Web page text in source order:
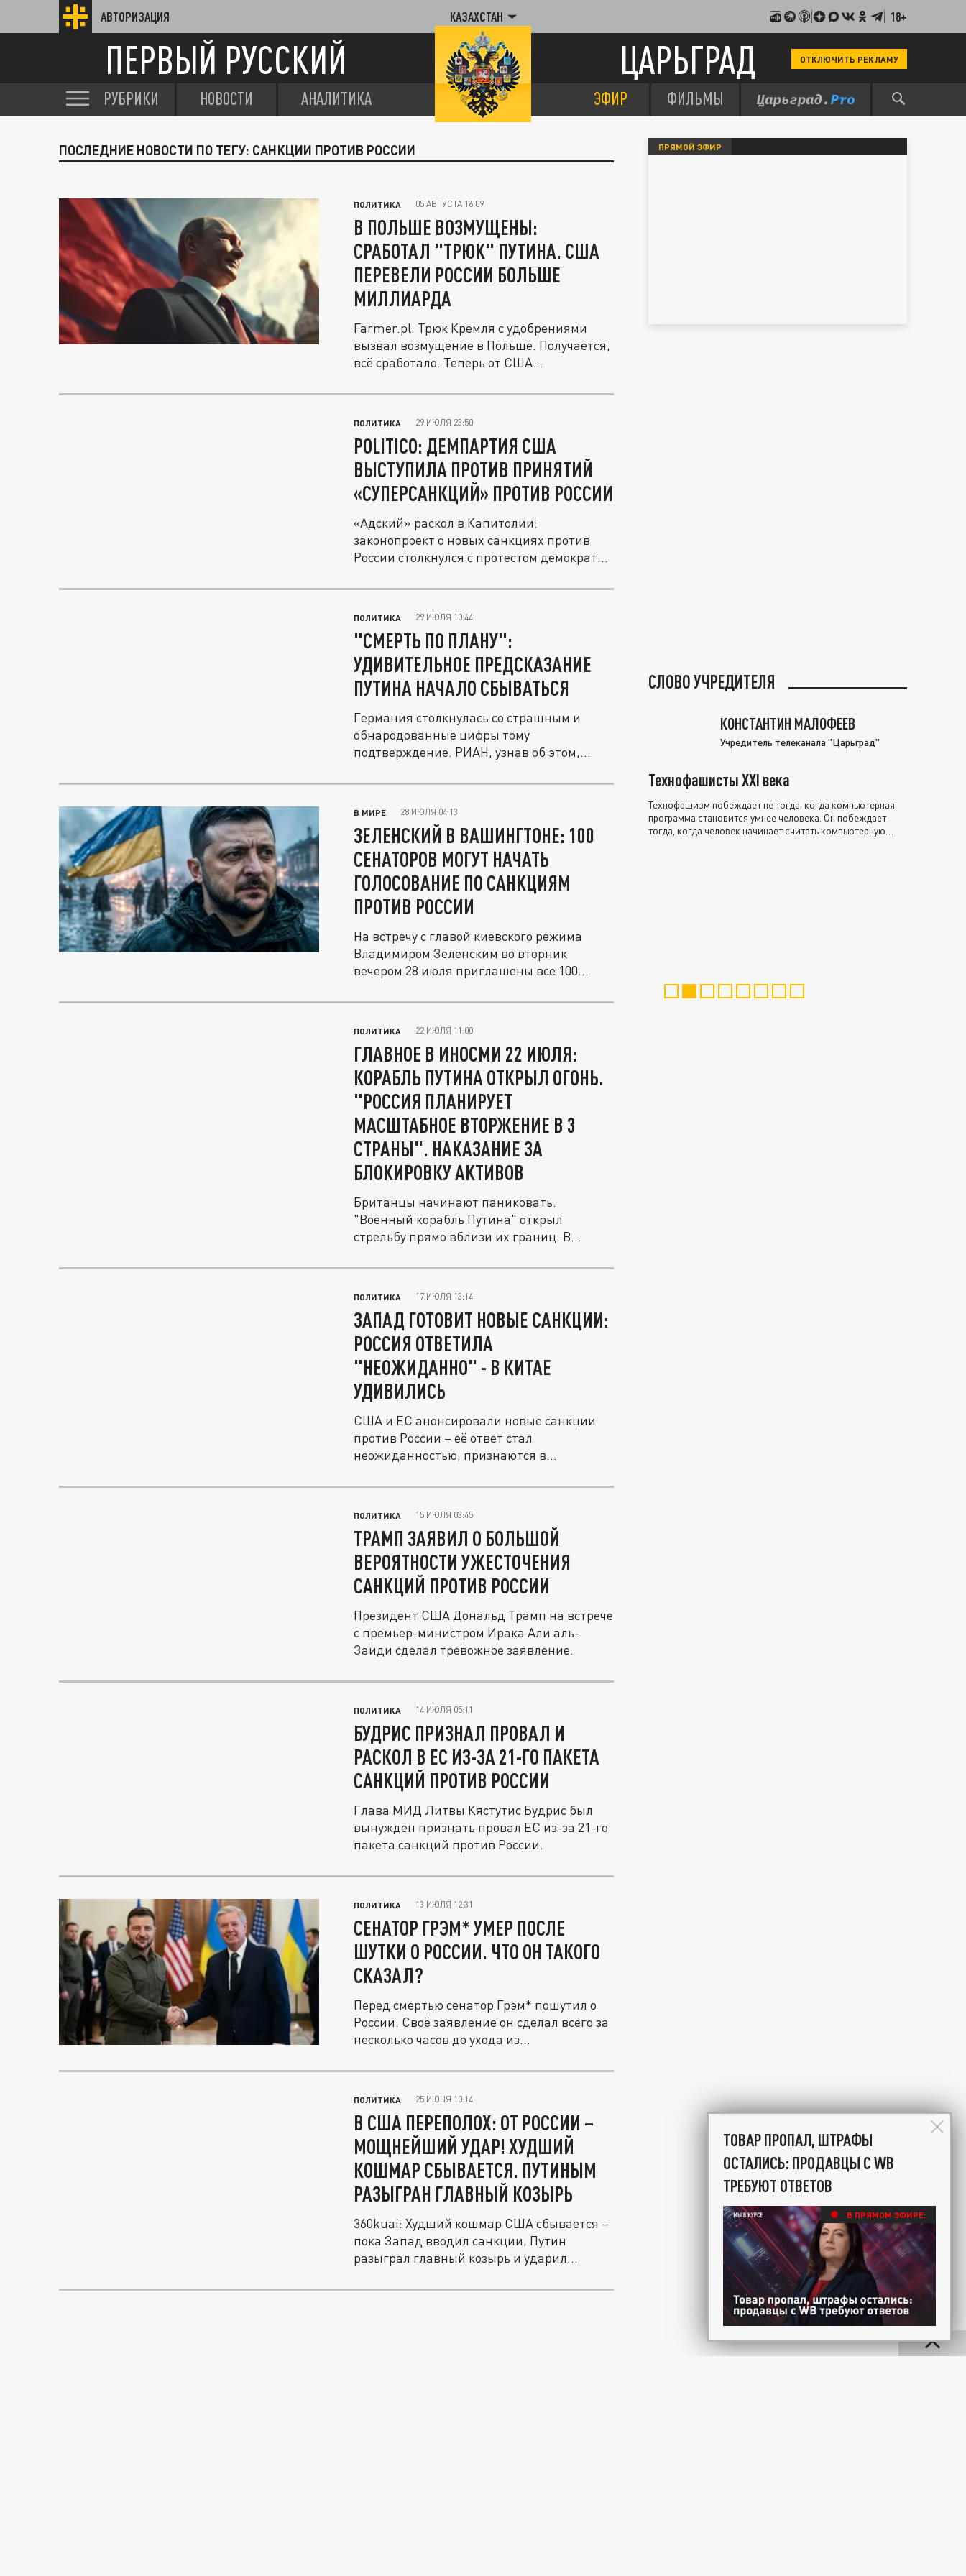
АВТОРИЗАЦИЯ КАЗАХСТАН 18+
ПЕРВЫЙ РУССКИЙ ЦАРЬГРАД ОТКЛЮЧИТЬ РЕКЛАМУ
РУБРИКИ НОВОСТИ АНАЛИТИКА ЭФИР ФИЛЬМЫ
ПОСЛЕДНИЕ НОВОСТИ ПО ТЕГУ: САНКЦИИ ПРОТИВ РОССИИ
ПОЛИТИКА 05 АВГУСТА 16:09
В ПОЛЬШЕ ВОЗМУЩЕНЫ:
СРАБОТАЛ "ТРЮК" ПУТИНА. США
ПЕРЕВЕЛИ РОССИИ БОЛЬШЕ
МИЛЛИАРДА
Farmer.pl: Трюк Кремля с удобрениями
вызвал возмущение в Польше. Получается,
всё сработало. Теперь от США...
ПОЛИТИКА 29 ИЮЛЯ 23:50
POLITICO: ДЕМПАРТИЯ США
ВЫСТУПИЛА ПРОТИВ ПРИНЯТИЙ
«СУПЕРСАНКЦИЙ» ПРОТИВ РОССИИ
«Адский» раскол в Капитолии:
законопроект о новых санкциях против
России столкнулся с протестом демократов
ПОЛИТИКА 29 ИЮЛЯ 10:44
"СМЕРТЬ ПО ПЛАНУ":
УДИВИТЕЛЬНОЕ ПРЕДСКАЗАНИЕ
ПУТИНА НАЧАЛО СБЫВАТЬСЯ
Германия столкнулась со страшным и
обнародованные цифры тому
подтверждение. РИАН, узнав об этом,
В МИРЕ 28 ИЮЛЯ 04:13
ЗЕЛЕНСКИЙ В ВАШИНГТОНЕ: 100
СЕНАТОРОВ МОГУТ НАЧАТЬ
ГОЛОСОВАНИЕ ПО САНКЦИЯМ
ПРОТИВ РОССИИ
На встречу с главой киевского режима
Владимиром Зеленским во вторник
вечером 28 июля приглашены все 100
ПОЛИТИКА 22 ИЮЛЯ 11:00
ГЛАВНОЕ В ИНОСМИ 22 ИЮЛЯ:
КОРАБЛЬ ПУТИНА ОТКРЫЛ ОГОНЬ.
"РОССИЯ ПЛАНИРУЕТ
МАСШТАБНОЕ ВТОРЖЕНИЕ В 3
СТРАНЫ". НАКАЗАНИЕ ЗА
БЛОКИРОВКУ АКТИВОВ
Британцы начинают паниковать.
"Военный корабль Путина" открыл
стрельбу прямо вблизи их границ. В
ПОЛИТИКА 17 ИЮЛЯ 13:14
ЗАПАД ГОТОВИТ НОВЫЕ САНКЦИИ:
РОССИЯ ОТВЕТИЛА
"НЕОЖИДАННО" - В КИТАЕ
УДИВИЛИСЬ
США и ЕС анонсировали новые санкции
против России – её ответ стал
неожиданностью, признаются в
ПОЛИТИКА 15 ИЮЛЯ 03:45
ТРАМП ЗАЯВИЛ О БОЛЬШОЙ
ВЕРОЯТНОСТИ УЖЕСТОЧЕНИЯ
САНКЦИЙ ПРОТИВ РОССИИ
Президент США Дональд Трамп на встрече
с премьер-министром Ирака Али аль-
Заиди сделал тревожное заявление.
ПОЛИТИКА 14 ИЮЛЯ 05:11
БУДРИС ПРИЗНАЛ ПРОВАЛ И
РАСКОЛ В ЕС ИЗ-ЗА 21-ГО ПАКЕТА
САНКЦИЙ ПРОТИВ РОССИИ
Глава МИД Литвы Кястутис Будрис был
вынужден признать провал ЕС из-за 21-го
пакета санкций против России.
ПОЛИТИКА 13 ИЮЛЯ 12:31
СЕНАТОР ГРЭМ* УМЕР ПОСЛЕ
ШУТКИ О РОССИИ. ЧТО ОН ТАКОГО
СКАЗАЛ?
Перед смертью сенатор Грэм* пошутил о
России. Своё заявление он сделал всего за
несколько часов до ухода из...
ПОЛИТИКА 25 ИЮНЯ 10:14
В США ПЕРЕПОЛОХ: ОТ РОССИИ –
МОЩНЕЙШИЙ УДАР! ХУДШИЙ
КОШМАР СБЫВАЕТСЯ. ПУТИНЫМ
РАЗЫГРАН ГЛАВНЫЙ КОЗЫРЬ
360kuai: Худший кошмар США сбывается –
пока Запад вводил санкции, Путин
разыграл главный козырь и ударил
ПРЯМОЙ ЭФИР
СЛОВО УЧРЕДИТЕЛЯ
КОНСТАНТИН МАЛОФЕЕВ
Учредитель телеканала "Царьград"
Технофашисты XXI века
Технофашизм побеждает не тогда, когда компьютерная
программа становится умнее человека. Он побеждает
тогда, когда человек начинает считать компьютерную
ТОВАР ПРОПАЛ, ШТРАФЫ
ОСТАЛИСЬ: ПРОДАВЦЫ С WB
ТРЕБУЮТ ОТВЕТОВ
В ПРЯМОМ ЭФИРЕ: